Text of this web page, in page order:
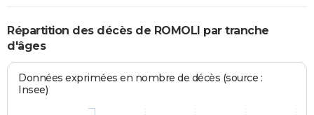
Répartition des décès de ROMOLI par tranche
d'âges
Données exprimées en nombre de décès (source :
Insee)